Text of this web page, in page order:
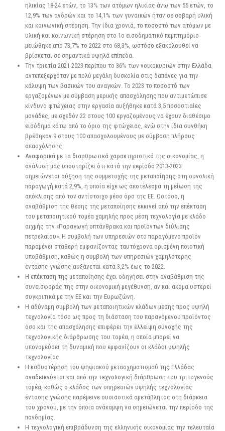
ηλικίας 18-24 ετών, το 13% των ατόμων ηλικίας άνω των 55 ετών, το
12,9% των ανδρών και το 14,1% των γυναικών ήταν σε σοβαρή υλική
και κοινωνική στέρηση. Την ίδια χρονιά, το ποσοστό των ατόμων με
υλική και κοινωνική στέρηση στο 1ο εισοδηματικό πεμπτημόριο
μειώθηκε από 73,7% το 2022 στο 68,3%, ωστόσο εξακολουθεί να
βρίσκεται σε σημαντικά υψηλά επίπεδα.
Την τριετία 2021-2023 περίπου το 36% των νοικοκυριών στην Ελλάδα
αντεπεξερχόταν με πολύ μεγάλη δυσκολία στις δαπάνες για την
κάλυψη των βασικών του αναγκών. Το 2023 το ποσοστό των
εργαζομένων με σύμβαση μερικής απασχόλησης που αντιμετώπισε
κίνδυνο φτώχειας στην εργασία αυξήθηκε κατά 3,5 ποσοστιαίες
μονάδες, με σχεδόν 22 στους 100 εργαζομένους να έχουν διαθέσιμο
εισόδημα κάτω από το όριο της φτώχειας, ενώ στην ίδια συνθήκη
βρέθηκαν 9 στους 100 απασχολουμένους με σύμβαση πλήρους
απασχόλησης.
Αναφορικά με τα διαρθρωτικά χαρακτηριστικά της οικονομίας, η
ανάλυσή μας υποστηρίζει ότι κατά την περίοδο 2013-2023
σημειώνεται αύξηση της συμμετοχής της μεταποίησης στη συνολική
παραγωγή κατά 2,9%, η οποία είχε ως αποτέλεσμα τη μείωση της
απόκλισης από τον αντίστοιχο μέσο όρο της ΕΕ. Ωστόσο, η
αναβάθμιση της θέσης της μεταποίησης εκκινεί από την επέκταση
του μεταποιητικού τομέα χαμηλής προς μέση τεχνολογία με κλάδο
αιχμής την «Παραγωγή οπτάνθρακα και προϊόντων διύλισης
πετρελαίου». Η συμβολή των υπηρεσιών στο παραγόμενο προϊόν
παραμένει σταθερή εμφανίζοντας ταυτόχρονα ορισμένη ποιοτική
υποβάθμιση, καθώς η συμβολή των υπηρεσιών χαμηλότερης
έντασης γνώσης αυξάνεται κατά 3,2% έως το 2022.
Η επέκταση της μεταποίησης έχει οδηγήσει στην αναβάθμιση της
συνεισφοράς της στην οικονομική μεγέθυνση, αν και ακόμα υστερεί
συγκριτικά με την ΕΕ και την Ευρωζώνη.
Η αδύναμη συμβολή των μεταποιητικών κλάδων μέσης προς υψηλή
τεχνολογία τόσο ως προς τη διάσταση του παραγόμενου προϊόντος
όσο και της απασχόλησης επιφέρει την έλλειψη συνοχής της
τεχνολογικής διάρθρωσης του τομέα, η οποία μπορεί να
υπονομεύσει τη δυναμική που εμφανίζουν οι κλάδοι υψηλής
τεχνολογίας.
Η καθυστέρηση του ψηφιακού μετασχηματισμού της Ελλάδας
αναδεικνύεται και από την τεχνολογική διάρθρωση του τριτογενούς
τομέα, καθώς ο κλάδος των υπηρεσιών υψηλής τεχνολογίας
έντασης γνώσης παρέμεινε ουσιαστικά αμετάβλητος στη διάρκεια
του χρόνου, με την όποια ανάκαμψη να σημειώνεται την περίοδο της
πανδημίας.
Η τεχνολογική επιβράδυνση της ελληνικής οικονομίας την τελευταία